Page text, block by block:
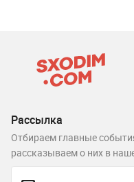
Рассылка
Отбираем главные
рассказываем о них в